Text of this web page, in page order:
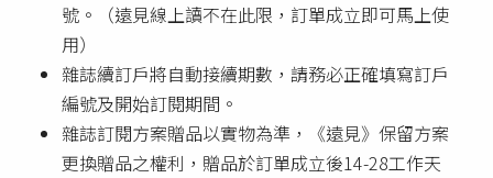
號。（遠見線上讀不在此限，訂單成立即可馬上使
用）
雜誌續訂戶將自動接續期數，請務必正確填寫訂戶
編號及開始訂閱期間。
雜誌訂閱方案贈品以實物為準，《遠見》保留方案
更換贈品之權利，贈品於訂單成立後14-28工作天